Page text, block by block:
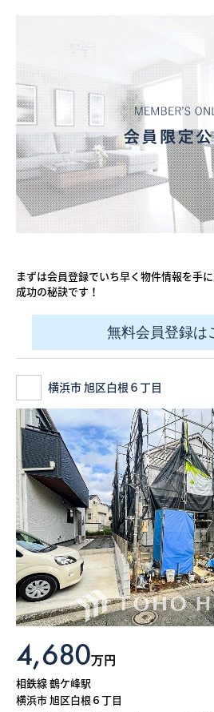
まずは会員登録でいち早く物件情報を手
成功の秘訣です！
無料会員登録は
横浜市 旭区白根６丁目
4,680万円
相鉄線 鶴ケ峰駅
横浜市 旭区白根６丁目